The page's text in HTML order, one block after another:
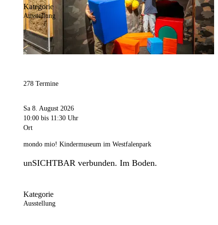
Kategorie
Ausstellung
278 Termine
Sa 8. August 2026
10:00 bis 11:30 Uhr
Ort
mondo mio! Kindermuseum im Westfalenpark
unSICHTBAR verbunden. Im Boden.
Kategorie
Ausstellung